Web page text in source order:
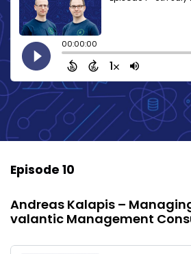
Episode 10
Andreas Kalapis –
valantic Management